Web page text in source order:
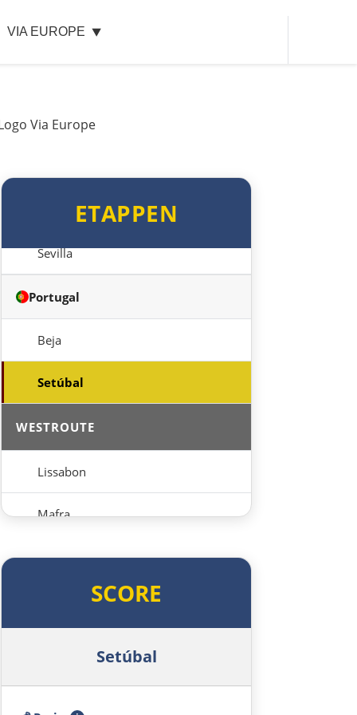
VIA EUROPE
ETAPPEN
Marbella
Jerez de la Frontera
Sevilla
Portugal
Beja
Setúbal
WESTROUTE
Lissabon
Mafra
Peniche
Porto
SCORE
Setúbal